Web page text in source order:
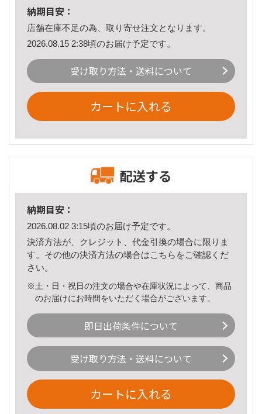
納期目安：
店舗在庫不足の為、取り寄せ注文となります。
2026.08.15 2:38頃のお届け予定です。
受け取り方法・送料について
カートに入れる
配送する
納期目安：
2026.08.02 3:15頃のお届け予定です。
決済方法が、クレジット、代金引換の場合に限りま
す。その他の決済方法の場合はこちら をご確認くだ
さい。
※土・日・祝日の注文の場合や在庫状況によって、商品
のお届けにお時間をいただく場合がございます。
即日出荷条件について
受け取り方法・送料について
カートに入れる